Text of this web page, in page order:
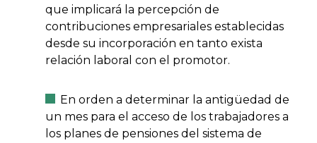
que implicará la percepción de
contribuciones empresariales establecidas
desde su incorporación en tanto exista
relación laboral con el promotor.
En orden a determinar la antigüedad de
un mes para el acceso de los trabajadores a
los planes de pensiones del sistema de